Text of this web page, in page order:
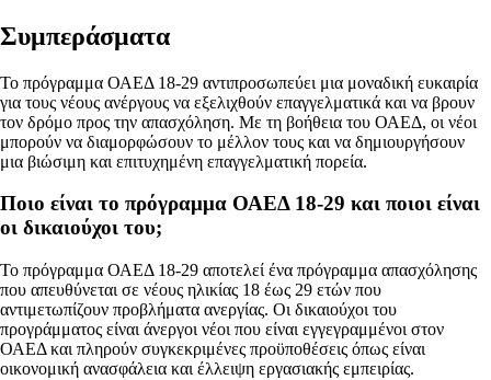
Συμπεράσματα
Το πρόγραμμα ΟΑΕΔ 18-29 αντιπροσωπεύει μια μοναδική ευκαιρία
για τους νέους ανέργους να εξελιχθούν επαγγελματικά και να βρουν
τον δρόμο προς την απασχόληση. Με τη βοήθεια του ΟΑΕΔ, οι νέοι
μπορούν να διαμορφώσουν το μέλλον τους και να δημιουργήσουν
μια βιώσιμη και επιτυχημένη επαγγελματική πορεία.
Ποιο είναι το πρόγραμμα ΟΑΕΔ 18-29 και ποιοι είναι
οι δικαιούχοι του;
Το πρόγραμμα ΟΑΕΔ 18-29 αποτελεί ένα πρόγραμμα απασχόλησης
που απευθύνεται σε νέους ηλικίας 18 έως 29 ετών που
αντιμετωπίζουν προβλήματα ανεργίας. Οι δικαιούχοι του
προγράμματος είναι άνεργοι νέοι που είναι εγγεγραμμένοι στον
ΟΑΕΔ και πληρούν συγκεκριμένες προϋποθέσεις όπως είναι
οικονομική ανασφάλεια και έλλειψη εργασιακής εμπειρίας.